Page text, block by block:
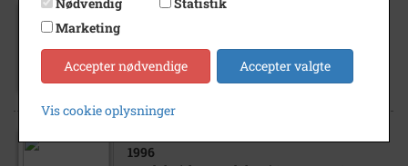
Brønsholm By, Karlebo, Kirkeskib. 1996.
1996
Marketing
Accepter nødvendige Accepter valgte
Vis cookie oplysninger